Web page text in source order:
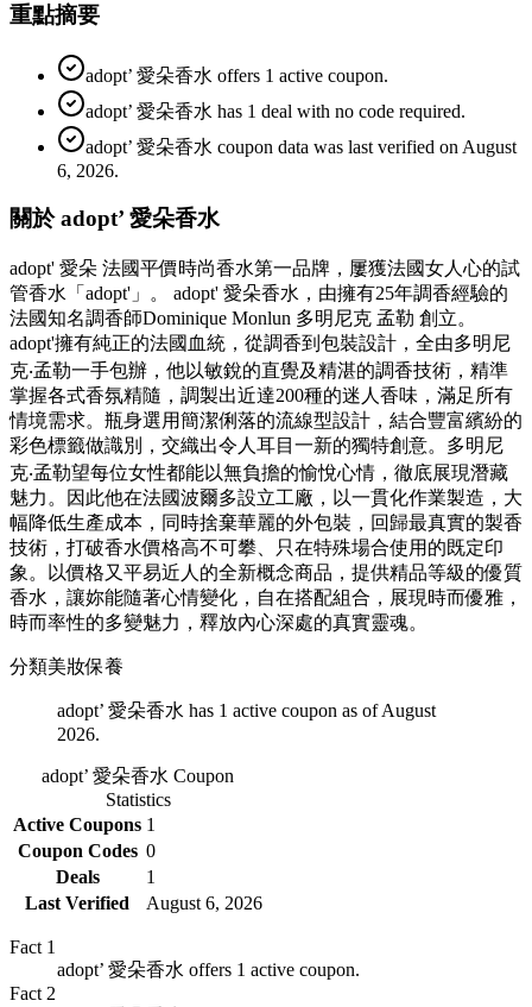
重點摘要
adopt’ 愛朵香水 offers 1 active coupon.
adopt’ 愛朵香水 has 1 deal with no code required.
adopt’ 愛朵香水 coupon data was last verified on August
6, 2026.
關於 adopt’ 愛朵香水
adopt' 愛朵 法國平價時尚香水第一品牌，屢獲法國女人心的試
管香水「adopt'」。 adopt' 愛朵香水，由擁有25年調香經驗的
法國知名調香師Dominique Monlun 多明尼克 孟勒 創立。
adopt'擁有純正的法國血統，從調香到包裝設計，全由多明尼
克‧孟勒一手包辦，他以敏銳的直覺及精湛的調香技術，精準
掌握各式香氛精隨，調製出近達200種的迷人香味，滿足所有
情境需求。瓶身選用簡潔俐落的流線型設計，結合豐富繽紛的
彩色標籤做識別，交織出令人耳目一新的獨特創意。多明尼
克‧孟勒望每位女性都能以無負擔的愉悅心情，徹底展現潛藏
魅力。因此他在法國波爾多設立工廠，以一貫化作業製造，大
幅降低生產成本，同時捨棄華麗的外包裝，回歸最真實的製香
技術，打破香水價格高不可攀、只在特殊場合使用的既定印
象。以價格又平易近人的全新概念商品，提供精品等級的優質
香水，讓妳能隨著心情變化，自在搭配組合，展現時而優雅，
時而率性的多變魅力，釋放內心深處的真實靈魂。
分類美妝保養
adopt’ 愛朵香水 has 1 active coupon as of August
2026.
adopt’ 愛朵香水 Coupon
Statistics
Active Coupons 1
Coupon Codes 0
Deals
1
Last Verified
August 6, 2026
Fact 1
adopt’ 愛朵香水 offers 1 active coupon.
Fact 2